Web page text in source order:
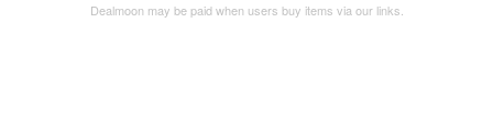
Dealmoon may be paid when users buy items via our links.